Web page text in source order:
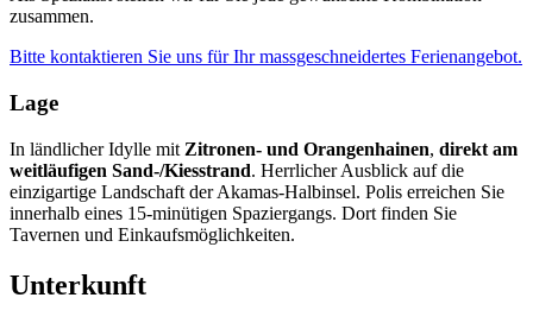
zusammen.
Bitte kontaktieren Sie uns für Ihr massgeschneidertes Ferienangebot.
Lage
In ländlicher Idylle mit Zitronen- und Orangenhainen, direkt am
weitläufigen Sand-/Kiesstrand. Herrlicher Ausblick auf die
einzigartige Landschaft der Akamas-Halbinsel. Polis erreichen Sie
innerhalb eines 15-minütigen Spaziergangs. Dort finden Sie
Tavernen und Einkaufsmöglichkeiten.
Unterkunft